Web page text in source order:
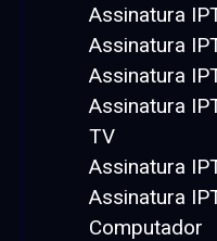
Assinatura
Assinatura
Assinatura
Assinatura
TV
Assinatura
Assinatura
Computador